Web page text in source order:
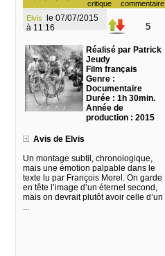
critique
commentaire
Elvis
à 11:16
5
Réalisé par Patrick
Jeudy
Film français
Genre :
Documentaire
Durée : 1h 30min.
Année de
production : 2015
Avis de Elvis
Un montage subtil, chronologique,
mais une émotion palpable dans le
texte lu par François Morel. On garde
en tête l’image d’un éternel second,
mais on devrait plutôt avoir celle d’un
...